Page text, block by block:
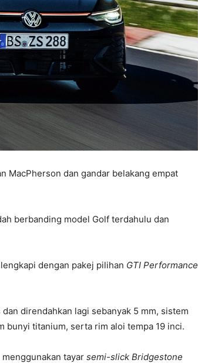
MacPherson dan gandar belakang empat
berbanding model Golf terdahulu dan
dengan pakej pilihan GTI Performance
direndahkan lagi sebanyak 5 mm, sistem
bunyi titanium, serta rim aloi tempa 19 inci.
tayar semi-slick Bridgestone